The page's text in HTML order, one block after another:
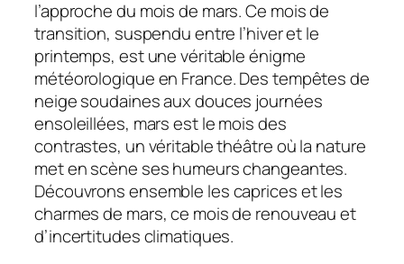
l’approche du mois de mars. Ce mois de
transition, suspendu entre l’hiver et le
printemps, est une véritable énigme
météorologique en France. Des tempêtes de
neige soudaines aux douces journées
ensoleillées, mars est le mois des
contrastes, un véritable théâtre où la nature
met en scène ses humeurs changeantes.
Découvrons ensemble les caprices et les
charmes de mars, ce mois de renouveau et
d’incertitudes climatiques.